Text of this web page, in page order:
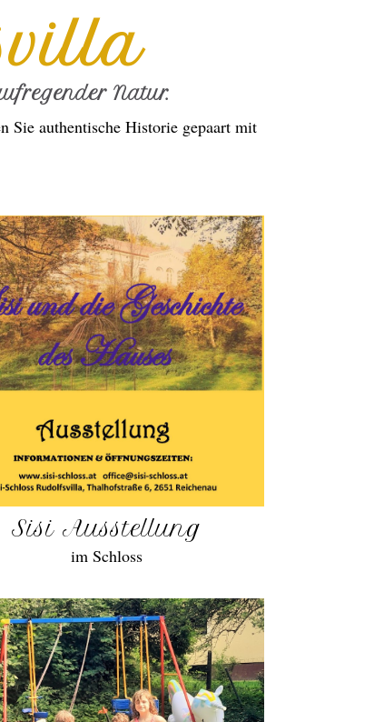
Natur.
Sie authentische Historie gepaart mit
Sisi Ausstellung
im Schloss